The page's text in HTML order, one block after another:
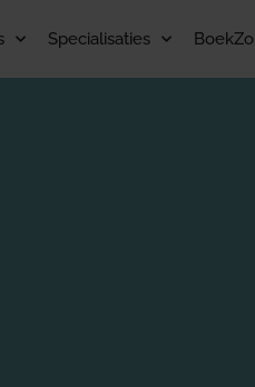
Specialisaties